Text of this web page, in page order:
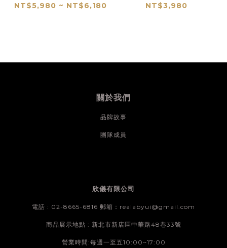
NT$5,980 ~ NT$6,180 NT$3,980
關於我們
品牌故事
團隊成員
欣儀有限公司
電話 : 02-8665-6816 郵箱：realabyui@gmail.com
商品展示地點 : 新北市新店區中華路48巷33號
營業時間:每週一至五10:00~17:00